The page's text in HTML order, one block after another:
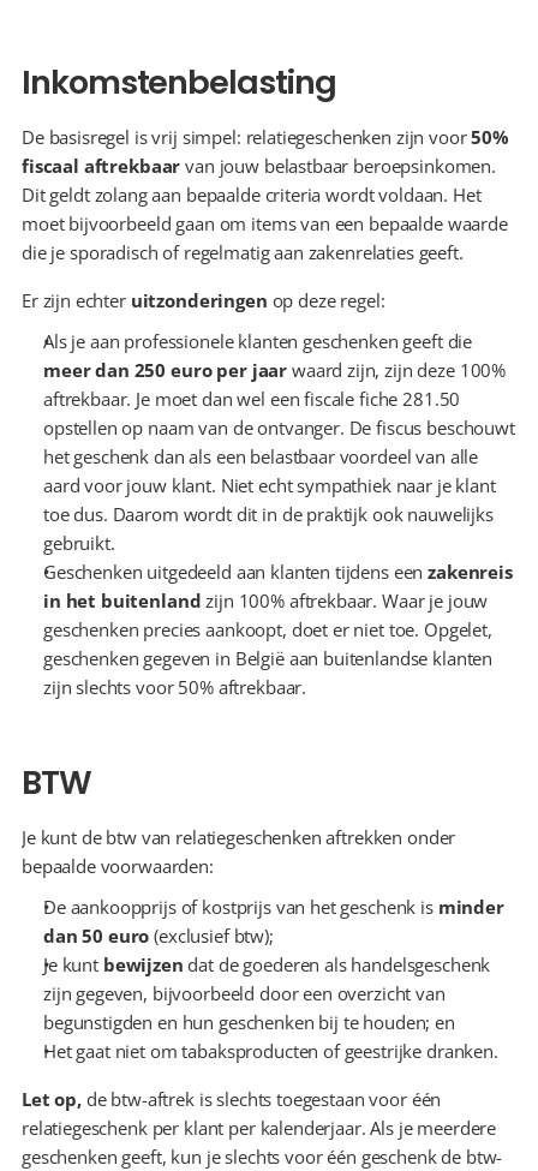
Inkomstenbelasting
De basisregel is vrij simpel: relatiegeschenken zijn voor 50%
fiscaal aftrekbaar van jouw belastbaar beroepsinkomen.
Dit geldt zolang aan bepaalde criteria wordt voldaan. Het
moet bijvoorbeeld gaan om items van een bepaalde waarde
die je sporadisch of regelmatig aan zakenrelaties geeft.
Er zijn echter uitzonderingen op deze regel:
meer dan 250 euro per jaar waard zijn, zijn deze 100%
aftrekbaar. Je moet dan wel een fiscale fiche 281.50
opstellen op naam van de ontvanger. De fiscus beschouwt
het geschenk dan als een belastbaar voordeel van alle
aard voor jouw klant. Niet echt sympathiek naar je klant
toe dus. Daarom wordt dit in de praktijk ook nauwelijks
gebruikt.
Geschenken uitgedeeld aan klanten tijdens een zakenreis
in het buitenland zijn 100% aftrekbaar. Waar je jouw
geschenken precies aankoopt, doet er niet toe. Opgelet,
geschenken gegeven in België aan buitenlandse klanten
zijn slechts voor 50% aftrekbaar.
BTW
Je kunt de btw van relatiegeschenken aftrekken onder
bepaalde voorwaarden:
De aankoopprijs of kostprijs van het geschenk is minder
dan 50 euro (exclusief btw);
Je kunt bewijzen dat de goederen als handelsgeschenk
zijn gegeven, bijvoorbeeld door een overzicht van
begunstigden en hun geschenken bij te houden; en
Het gaat niet om tabaksproducten of geestrijke dranken.
Let op, de btw-aftrek is slechts toegestaan voor één
relatiegeschenk per klant per kalenderjaar. Als je meerdere
geschenken geeft, kun je slechts voor één geschenk de btw-